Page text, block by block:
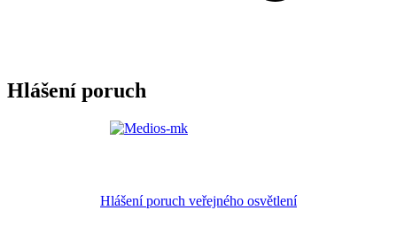
Hlášení poruch
Hlášení poruch veřejného osvětlení